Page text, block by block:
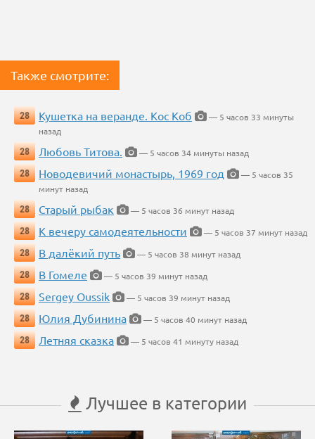
Также смотрите:
28 Кушетка на веранде. Кос Коб
— 5 часов 33 минуты
назад
28
Любовь Титова.
— 5 часов 34 минуты назад
28
Новодевичий монастырь, 1969 год
— 5 часов 35
минут назад
28
Старый рыбак
— 5 часов 36 минут назад
28
К вечеру самодеятельности
— 5 часов 37 минут назад
28
В далёкий путь
— 5 часов 38 минут назад
28
В Гомеле
— 5 часов 39 минут назад
28
Sergey Oussik
— 5 часов 39 минут назад
28
Юлия Дубинина
— 5 часов 40 минут назад
28
Летняя сказка — 5 часов 41 минуту назад
Лучшее в категории